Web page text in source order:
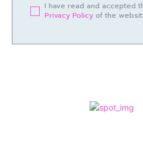
I have read and accepted
Privacy Policy of the